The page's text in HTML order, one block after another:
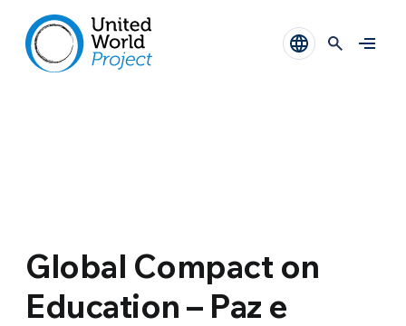
Global Compact on
Education – Paz e